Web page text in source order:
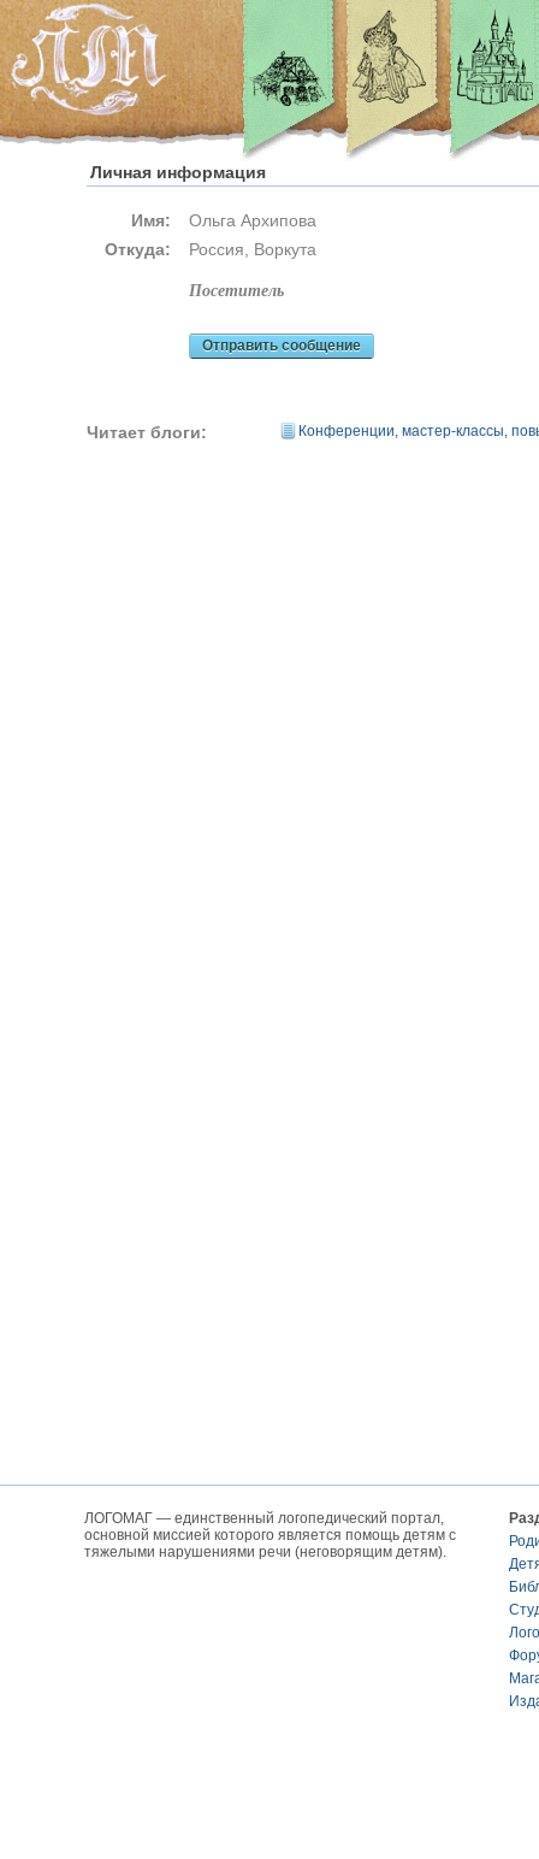
Личная информация
Имя:
Ольга Архипова
Откуда:
Россия, Воркута
посетитель
Отправить сообщение
Читает блоги: Конференции, мастер-классы,
ЛОГОМАГ — единственный логопедический портал,
основной миссией которого является помощь детям с
тяжелыми нарушениями речи (неговорящим детям).